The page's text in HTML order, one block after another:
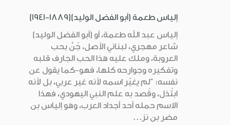
إلياس طعمة (أبو الفضل الوليد)(1889-1941)
إلياس عبد الله طعمة، أو (أبو الفضل الوليد)
شاعر مهجري، لبناني الأصل، جُنَّ بحب
العروبة، وملك عليه هذا الحب الجارف قلبه
وتفكيره وجوارحه كلها، فهو-كما يقول عن
نفسه: "لم يغيّر اسمه لأنه غير عربي، بل لأنه
ابتُذل، وقُصد به علم النبي اليهودي، فهذا
الاسم حمله أحد أجداد العرب، وهو إلياس بن
مضر بن نز...